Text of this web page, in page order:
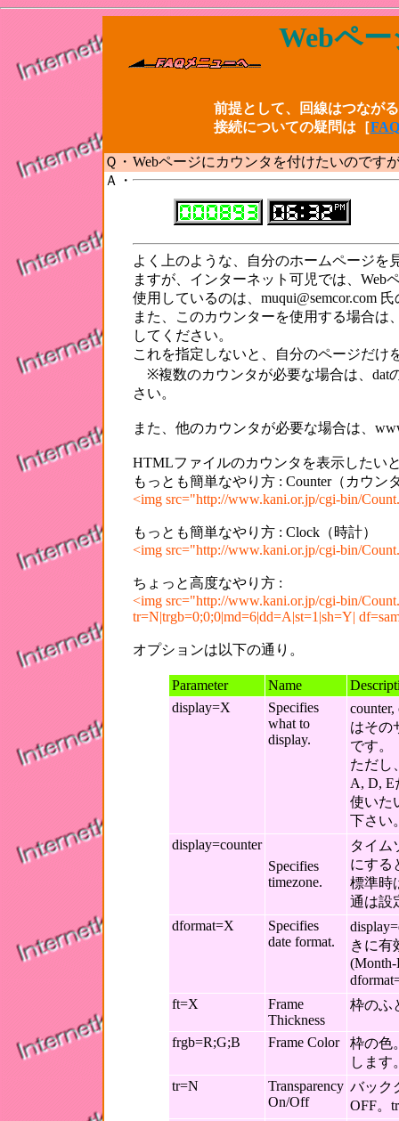
Webペ
前提として、回線はつなが
接続についての疑問は［
Ｑ・ Webページにカウンタを付けたいのです
Ａ・
よく上のような、自分のホームページを
ますが、インターネット可児では、Web
使用しているのは、muqui@semcor.com
また、このカウンターを使用する場
してください。
これを指定しないと、自分のページだけ
※複数のカウンタが必要な場合は、dat
さい。
また、他のカウンタが必要な場合は、
HTMLファイルのカウンタを表示したい
もっとも簡単なやり方 : Counter（カウン
<img src="http://www.kani.or.jp/cgi-bin/
もっとも簡単なやり方 : Clock（時計）
<img src="http://www.kani.or.jp/cgi-bin/
ちょっと高度なやり方 :
<img src="http://www.kani.or.jp/cgi-bin/
tr=N|trgb=0;0;0|md=6|dd=A|st=1|sh=Y|
オプションは以下の通り。
Parameter Name
display=X
Specifies
what to
display.
はその
です。
ただし
A, D, E
使いた
下さい
display=counter
Specifies
timezone.
タイム
にする
標準時
通は設
dformat=X
Specifies
date format.
きに有
(Month-
ft=X
Frame
Thickness
枠のふ
frgb=R;G;B Frame Color
枠の色
します
tr=N
Transparency
On/Off
バック
OFF。